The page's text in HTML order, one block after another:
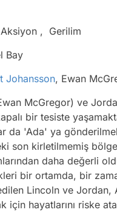
, Gerilim
Bay
Johansson, Ewan
McGregor) ve
bir tesiste
da 'Ada' ya
son kirletilmemiş
daha değerli
bir ortamda, bir
Lincoln ve
için hayatlarını riske